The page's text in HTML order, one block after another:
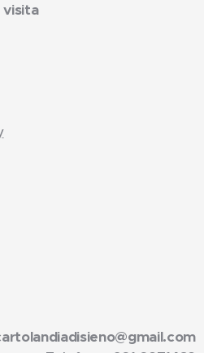
visita